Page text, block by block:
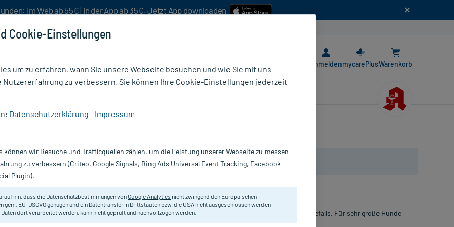
Im Web ab 55€ | In der App ab 35€. Jetzt App downloaden
AnmeldenmycarePlusWarenkorb
Nur für kurze Zeit:Gratis-Versand* ab 19€ Mindestbestellwert!
für
FRONTLINE
Zur Behandlung und Vorbeugung eines Floh- und/oder Zeckenbefalls. Für sehr große Hunde
(40-60 kg).
Cookie-Einstellungen
um zu erfahren, wann Sie unsere Webseite besuchen und wie Sie mit uns
Nutzererfahrung zu verbessern. Sie können Ihre Cookie-Einstellungen jederzeit
Datenschutzerklärung Impressum
können wir Besuche und Trafficquellen zählen, um die Leistung unserer Webseite zu messen
zu verbessern (Criteo, Google Signals, Bing Ads Universal Event Tracking, Facebook
Plugin).
hin, dass die Datenschutzbestimmungen vonGoogle Analytics nicht zwingend den Europäischen
gem. EU-DSGVO genügen und ein Datentransfer in Drittstaaten bzw. die USA nicht ausgeschlossen werden
Daten dort verarbeitet werden, kann nicht geprüft und nachvollzogen werden.